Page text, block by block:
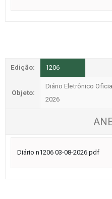
Edição: 1206
Objeto:
Diário Eletrônico
2026
Diário n1206 03-08-2026.pdf